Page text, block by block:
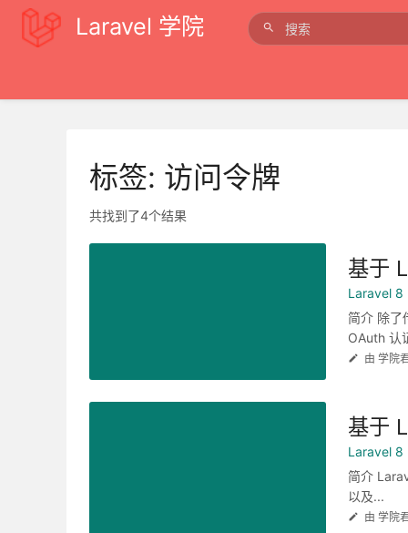
Laravel 学院
标签: 访问令牌
共找到了4个结果
基于
Laravel 8
简介 除了
OAuth 认
由 学院
基于
Laravel 8
简介
以及...
由 学院